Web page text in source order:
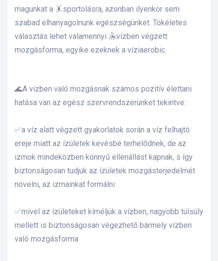
magunkat a 🤸sportolásra, azonban ilyenkor sem
szabad elhanyagolnunk egészségünket. Tökéletes
választás lehet valamennyi 🤽vízben végzett
mozgásforma, egyike ezeknek a víziaerobic.
🌊A vízben való mozgásnak számos pozitív élettani
hatása van az egész szervrendszerünket tekintve:
✅a víz alatt végzett gyakorlatok során a víz felhajtó
ereje miatt az ízületek kevésbé terhelődnek, de az
izmok mindeközben könnyű ellenállást kapnak, s így
biztonságosan tudjuk az ízületek mozgásterjedelmét
növelni, az izmainkat formálni
✅mivel az ízületeket kíméljük a vízben, nagyobb túlsúly
mellett is biztonságosan végezhető bármely vízben
való mozgásforma
50
ml